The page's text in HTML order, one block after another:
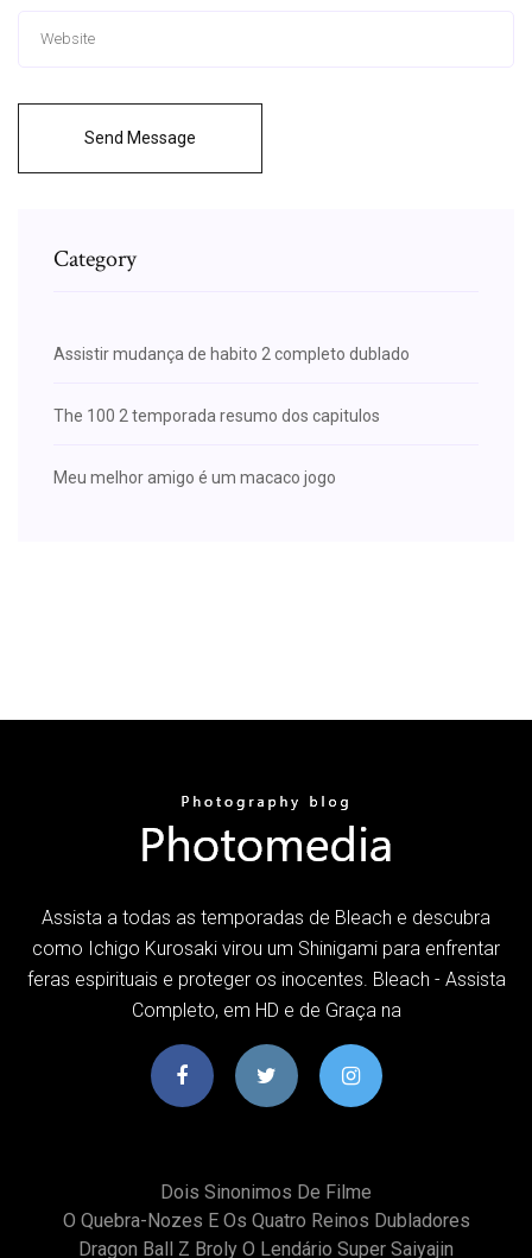
Send Message
Category
Assistir mudança de habito 2 completo dublado
The 100 2 temporada resumo dos capitulos
Meu melhor amigo é um macaco jogo
Assista a todas as temporadas de Bleach e descubra
como Ichigo Kurosaki virou um Shinigami para enfrentar
feras espirituais e proteger os inocentes. Bleach - Assista
Completo, em HD e de Graça na
Dois Sinonimos De Filme
O Quebra-Nozes E Os Quatro Reinos Dubladores
Dragon Ball Z Broly O Lendário Super Saiyajin